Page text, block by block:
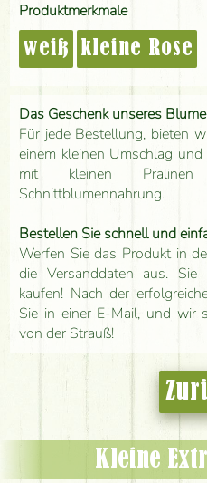
Produktmerkmale
weiß kleine Rose
Das Geschenk unseres
Für jede Bestellung, bieten
einem kleinen Umschlag
mit kleinen
Schnittblumennahrung.
Bestellen Sie schnell und
Werfen Sie das Produkt in
die Versanddaten aus. Sie
kaufen! Nach der
Sie in einer E-Mail, und wir
von der Strauß!
Kleine